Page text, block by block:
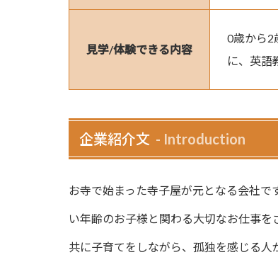
見学/体験できる内容
0歳から2
に、英語
企業紹介文 Introduction
お寺で始まった寺子屋が元となる会社
い年齢のお子様と関わる大切なお仕事
共に子育てをしながら、孤独を感じる